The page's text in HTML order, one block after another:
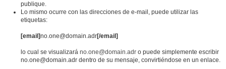
publique.
Lo mismo ocurre con las direcciones de e-mail, puede utilizar las
etiquetas:
[email]no.one@domain.adr[/email]
lo cual se visualizará no.one@domain.adr o puede simplemente escribir
no.one@domain.adr dentro de su mensaje, convirtiéndose en un enlace.